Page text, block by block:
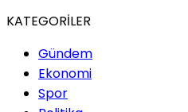
KATEGORİLER
Gündem
Ekonomi
Spor